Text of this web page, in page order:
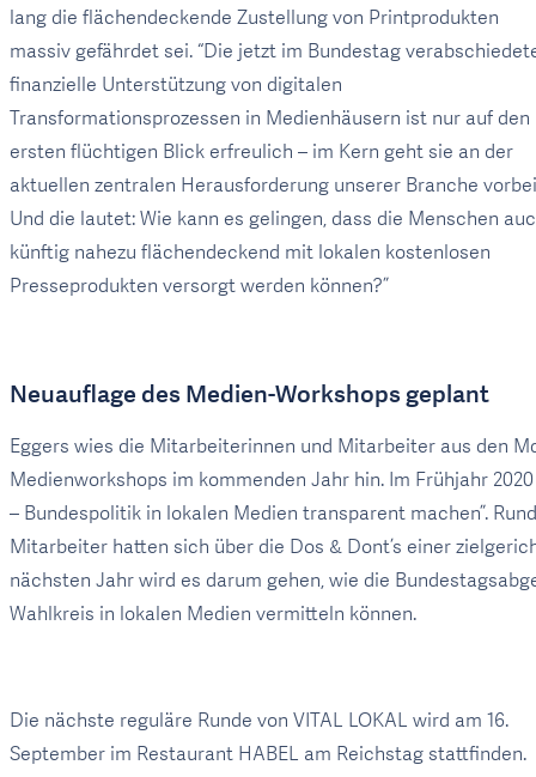
lang die flächendeckende Zustellung von Printprodukten
massiv gefährdet sei. “Die jetzt im Bundestag
finanzielle Unterstützung von digitalen
Transformationsprozessen in Medienhäusern ist nur auf den
ersten flüchtigen Blick erfreulich – im Kern geht sie an der
aktuellen zentralen Herausforderung unserer Branche
Und die lautet: Wie kann es gelingen, dass die Menschen
künftig nahezu flächendeckend mit lokalen kostenlosen
Presseprodukten versorgt werden können?”
Neuauflage des Medien-Workshops geplant
Eggers wies die Mitarbeiterinnen und Mitarbeiter aus den
Medienworkshops im kommenden Jahr hin. Im Frühjahr
– Bundespolitik in lokalen Medien transparent machen”.
Mitarbeiter hatten sich über die Dos & Dont’s einer
nächsten Jahr wird es darum gehen, wie die
Wahlkreis in lokalen Medien vermitteln können.
Die nächste reguläre Runde von VITAL LOKAL wird am 16.
September im Restaurant HABEL am Reichstag stattfinden.